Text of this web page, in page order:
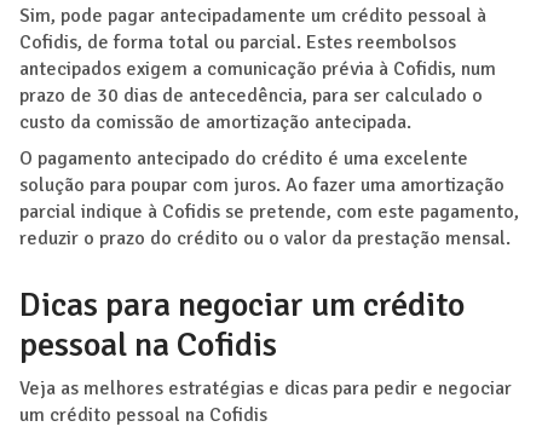
Sim, pode pagar antecipadamente um crédito pessoal à
Cofidis, de forma total ou parcial. Estes reembolsos
antecipados exigem a comunicação prévia à Cofidis, num
prazo de 30 dias de antecedência, para ser calculado o
custo da comissão de amortização antecipada.
O pagamento antecipado do crédito é uma excelente
solução para poupar com juros. Ao fazer uma amortização
parcial indique à Cofidis se pretende, com este pagamento,
reduzir o prazo do crédito ou o valor da prestação mensal.
Dicas para negociar um crédito
pessoal na Cofidis
Veja as melhores estratégias e dicas para pedir e negociar
um crédito pessoal na Cofidis